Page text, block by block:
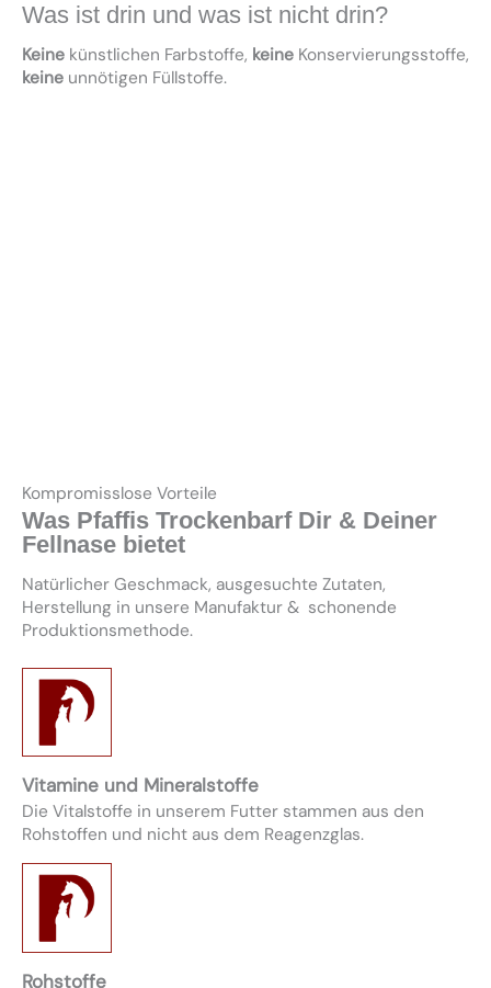
Was ist drin und was ist nicht drin?
Keine künstlichen Farbstoffe, keine Konservierungsstoffe,
keine unnötigen Füllstoffe.
Kompromisslose Vorteile
Was Pfaffis Trockenbarf Dir & Deiner
Fellnase bietet
Natürlicher Geschmack, ausgesuchte Zutaten,
Herstellung in unsere Manufaktur & schonende
Produktionsmethode.
Vitamine und Mineralstoffe
Die Vitalstoffe in unserem Futter stammen aus den
Rohstoffen und nicht aus dem Reagenzglas.
Rohstoffe